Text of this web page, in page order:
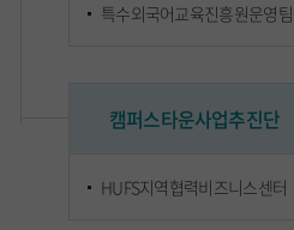
특수외국어교육진흥원운영팀
캠퍼스타운사업추진단
HUFS지역협력비즈니스센터